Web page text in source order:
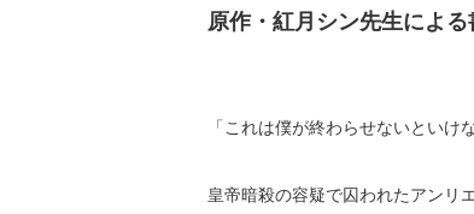
原作・紅月シン先生によ
「これは僕が終わらせないといけ
皇帝暗殺の容疑で囚われたアンリ